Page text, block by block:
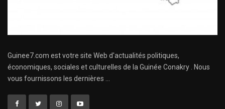
Guinee7.com est votre site Web d'actualités politiques,
économiques, sociales et culturelles de la Guinée Conakry . Nous
vous fournissons les dernières ...